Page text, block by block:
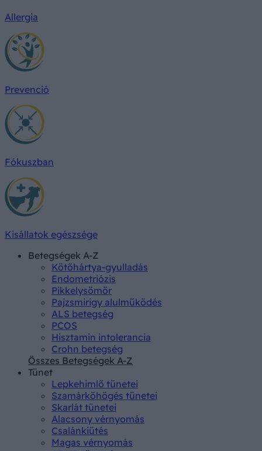
Allergia
Prevenció
Fókuszban
Kisállatok egészsége
Betegségek A-Z
Kötőhártya-gyulladás
Endometriózis
Pikkelysömör
Pajzsmirigy alulműködés
ALS betegség
PCOS
Hisztamin intolerancia
Crohn betegség
Összes Betegségek A-Z
Tünet
Lepkehimlő tünetei
Szamárköhögés tünetei
Skarlát tünetei
Alacsony vérnyomás
Csalánkiütés
Magas vérnyomás